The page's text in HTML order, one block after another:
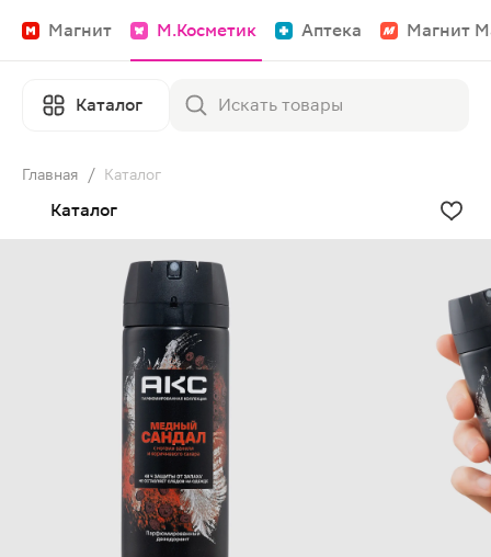
Магнит М.Косметик Аптека Магнит
Каталог
Главная / Каталог
Каталог